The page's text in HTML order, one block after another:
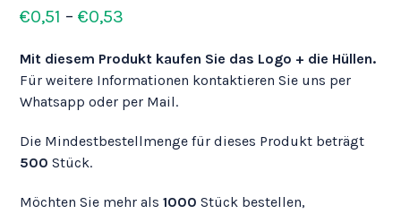
€0,51 –€0,53
bis
€0,53
Mit diesem Produkt kaufen Sie das Logo + die Hüllen.
Für weitere Informationen kontaktieren Sie uns per
Whatsapp oder per Mail.
Die Mindestbestellmenge für dieses Produkt beträgt
500 Stück.
Möchten Sie mehr als1000 Stück bestellen,